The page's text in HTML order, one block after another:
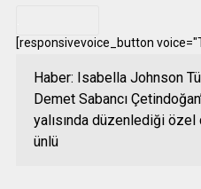
[responsivevoice_button
Haber: Isabella Johnson
Demet Sabancı
yalısında düzenlediği özel
ünlü